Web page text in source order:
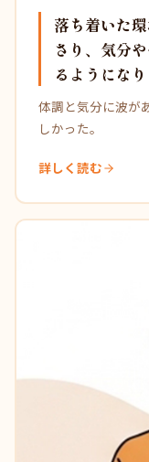
落ち着いた
さり、気分
るようになり
体調と気分に波が
しかった。
詳しく読む